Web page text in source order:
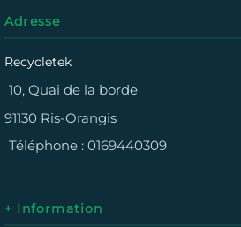
Adresse
Recycletek
10, Quai de la borde
91130 Ris-Orangis
Téléphone : 0169440309
+ Information